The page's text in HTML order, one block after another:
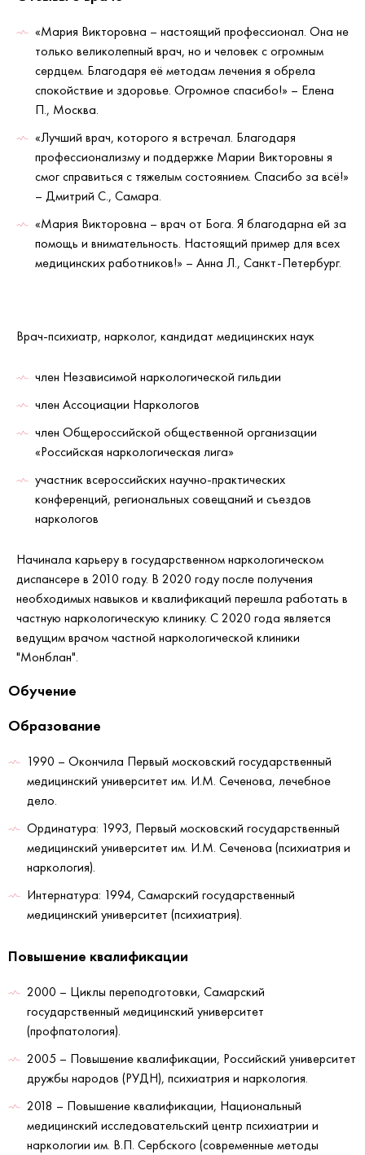
«Мария Викторовна – настоящий профессионал. Она не
только великолепный врач, но и человек с огромным
сердцем. Благодаря её методам лечения я обрела
спокойствие и здоровье. Огромное спасибо!» – Елена
П., Москва.
«Лучший врач, которого я встречал. Благодаря
профессионализму и поддержке Марии Викторовны я
смог справиться с тяжелым состоянием. Спасибо за всё!»
– Дмитрий С., Самара.
«Мария Викторовна – врач от Бога. Я благодарна ей за
помощь и внимательность. Настоящий пример для всех
медицинских работников!» – Анна Л., Санкт-Петербург.
Врач-психиатр, нарколог, кандидат медицинских наук
член Независимой наркологической гильдии
член Ассоциации Наркологов
член Общероссийской общественной организации
«Российская наркологическая лига»
участник всероссийских научно-практических
конференций, региональных совещаний и съездов
наркологов
Начинала карьеру в государственном наркологическом
диспансере в 2010 году. В 2020 году после получения
необходимых навыков и квалификаций перешла работать в
частную наркологическую клинику. С 2020 года является
ведущим врачом частной наркологической клиники
"Монблан".
Обучение
Образование
1990 – Окончила Первый московский государственный
медицинский университет им. И.М. Сеченова, лечебное
дело.
Ординатура: 1993, Первый московский государственный
медицинский университет им. И.М. Сеченова (психиатрия и
наркология).
Интернатура: 1994, Самарский государственный
медицинский университет (психиатрия).
Повышение квалификации
2000 – Циклы переподготовки, Самарский
государственный медицинский университет
(профпатология).
2005 – Повышение квалификации, Российский университет
дружбы народов (РУДН), психиатрия и наркология.
2018 – Повышение квалификации, Национальный
медицинский исследовательский центр психиатрии и
наркологии им. В.П. Сербского (современные методы